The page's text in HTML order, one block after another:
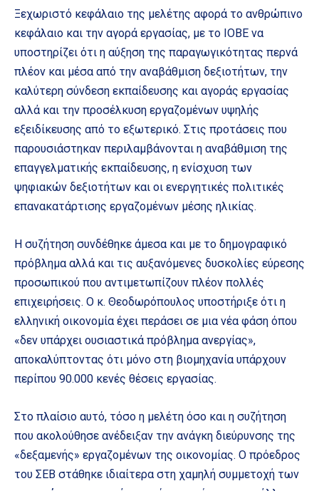
Ξεχωριστό κεφάλαιο της μελέτης αφορά το ανθρώπινο
κεφάλαιο και την αγορά εργασίας, με το ΙΟΒΕ να
υποστηρίζει ότι η αύξηση της παραγωγικότητας περνά
πλέον και μέσα από την αναβάθμιση δεξιοτήτων, την
καλύτερη σύνδεση εκπαίδευσης και αγοράς εργασίας
αλλά και την προσέλκυση εργαζομένων υψηλής
εξειδίκευσης από το εξωτερικό. Στις προτάσεις που
παρουσιάστηκαν περιλαμβάνονται η αναβάθμιση της
επαγγελματικής εκπαίδευσης, η ενίσχυση των
ψηφιακών δεξιοτήτων και οι ενεργητικές πολιτικές
επανακατάρτισης εργαζομένων μέσης ηλικίας.
Η συζήτηση συνδέθηκε άμεσα και με το δημογραφικό
πρόβλημα αλλά και τις αυξανόμενες δυσκολίες εύρεσης
προσωπικού που αντιμετωπίζουν πλέον πολλές
επιχειρήσεις. Ο κ. Θεοδωρόπουλος υποστήριξε ότι η
ελληνική οικονομία έχει περάσει σε μια νέα φάση όπου
«δεν υπάρχει ουσιαστικά πρόβλημα ανεργίας»,
αποκαλύπτοντας ότι μόνο στη βιομηχανία υπάρχουν
περίπου 90.000 κενές θέσεις εργασίας.
Στο πλαίσιο αυτό, τόσο η μελέτη όσο και η συζήτηση
που ακολούθησε ανέδειξαν την ανάγκη διεύρυνσης της
«δεξαμενής» εργαζομένων της οικονομίας. Ο πρόεδρος
του ΣΕΒ στάθηκε ιδιαίτερα στη χαμηλή συμμετοχή των